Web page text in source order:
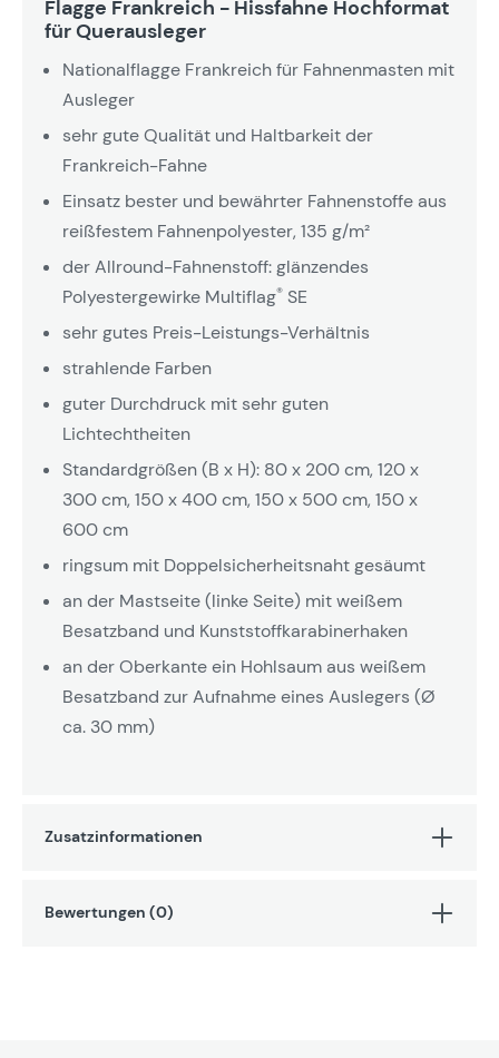
Flagge Frankreich - Hissfahne Hochformat
für Querausleger
Nationalflagge Frankreich für Fahnenmasten mit
Ausleger
sehr gute Qualität und Haltbarkeit der
Frankreich-Fahne
Einsatz bester und bewährter Fahnenstoffe aus
reißfestem Fahnenpolyester, 135 g/m²
der Allround-Fahnenstoff: glänzendes
Polyestergewirke Multiflag® SE
sehr gutes Preis-Leistungs-Verhältnis
strahlende Farben
guter Durchdruck mit sehr guten
Lichtechtheiten
Standardgrößen (B x H): 80 x 200 cm, 120 x
300 cm, 150 x 400 cm, 150 x 500 cm, 150 x
600 cm
ringsum mit Doppelsicherheitsnaht gesäumt
an der Mastseite (linke Seite) mit weißem
Besatzband und Kunststoffkarabinerhaken
an der Oberkante ein Hohlsaum aus weißem
Besatzband zur Aufnahme eines Auslegers (Ø
ca. 30 mm)
Zusatzinformationen
Bewertungen (0)